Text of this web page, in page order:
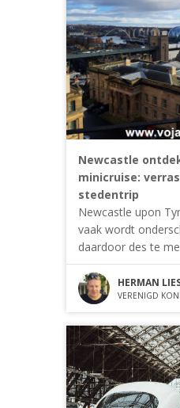
Newcastle
minicruise:
stedentrip
Newcastle upon
vaak wordt
daardoor des te
HERMAN
VERENIGD